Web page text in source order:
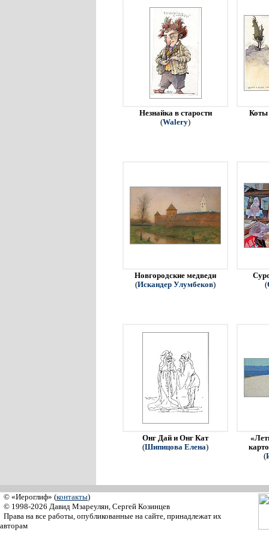
Незнайка в старости
(Walery)
Коты
Новгородские медведи
(Искандер Улумбеков)
(
Онг Дай и Онг Кат
(Шипицова Елена)
(
© «Иероглиф» (контакты)
© 1998-2026 Давид Мзареулян, Сергей Козинцев
Права на все работы, опубликованные на сайте, принадлежат их
авторам